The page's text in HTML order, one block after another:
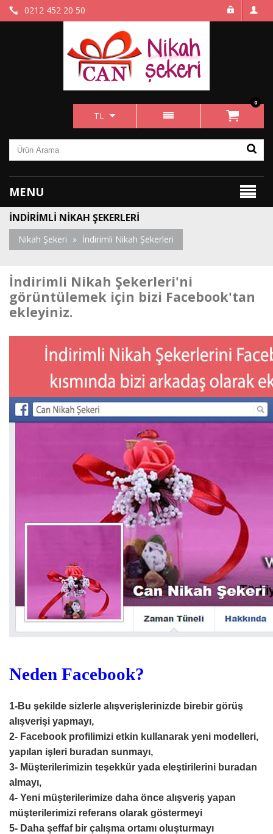
0212 452 20 50
TL
0
MENU
Nikah Şekeri » İndirimli Nikah Şekerleri
İNDIRIMLI NIKAH ŞEKERLERI
İndirimli Nikah Şekerleri'ni
görüntülemek için bizi Facebook'tan
ekleyiniz.
Neden Facebook?
1-Bu şekilde sizlerle alışverişlerinizde birebir görüş
alışverişi yapmayı,
2- Facebook profilimizi etkin kullanarak yeni modelleri,
yapılan işleri buradan sunmayı,
3- Müşterilerimizin teşekkür yada eleştirilerini buradan
almayı,
4- Yeni müşterilerimize daha önce alışveriş yapan
müşterilerimizi referans olarak göstermeyi
5- Daha şeffaf bir çalışma ortamı oluşturmayı